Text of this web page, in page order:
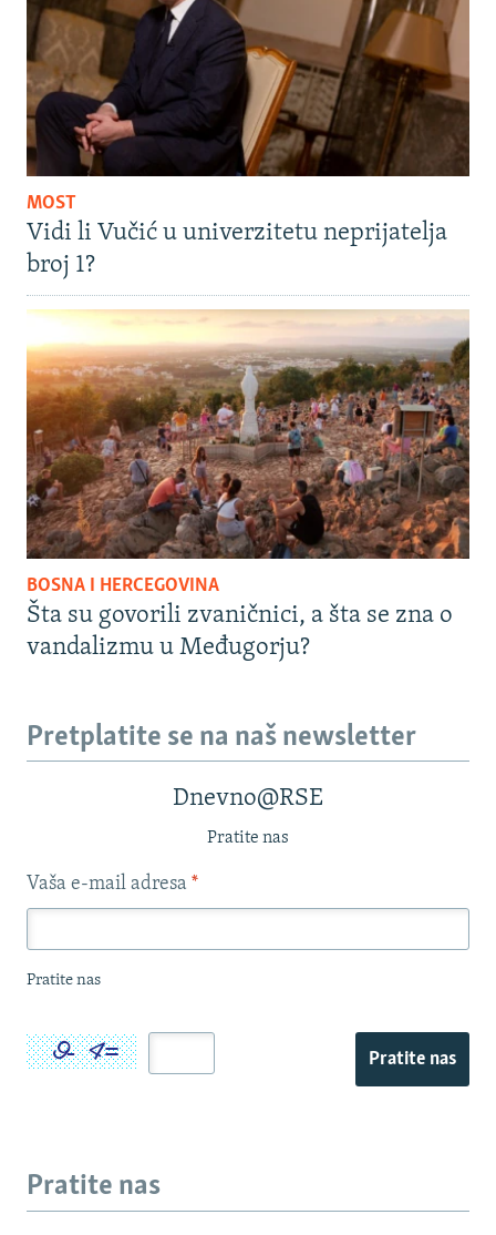
MOST
Vidi li Vučić u univerzitetu neprijatelja
broj 1?
BOSNA I HERCEGOVINA
Šta su govorili zvaničnici, a šta se zna o
vandalizmu u Međugorju?
Pretplatite se na naš newsletter
Dnevno@RSE
Pratite nas
Vaša e-mail adresa *
Pratite nas
Pratite nas
Pratite nas